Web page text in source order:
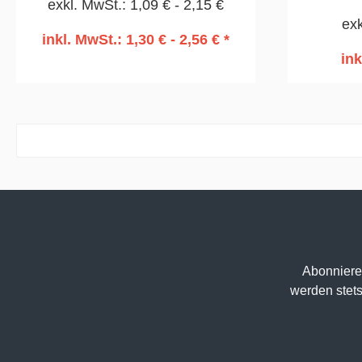
exkl. MwSt.: 1,09 € - 2,15 €
inkl. MwSt.: 1,30 € - 2,56 € *
werden